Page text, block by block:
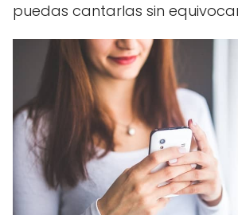
puedas cantarlas sin